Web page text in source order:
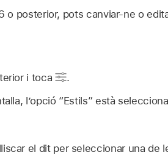
o posterior, pots canviar-ne o
i toca
.
l’opció “Estils” està
el dit per seleccionar una de